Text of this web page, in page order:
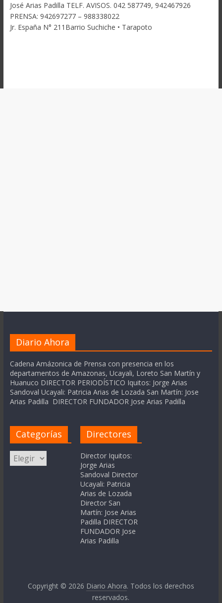
José Arias Padilla TELF. AVISOS. 042 587749, 942467926
PRENSA: 942697277 – 988338022
Jr. España N° 211Barrio Suchiche • Tarapoto
Diario Ahora
Cadena Amázonica de Prensa con presencia en los
departamentos de Amazonas, Ucayali, Loreto San Martín y
Huanuco DIRECTOR PERIODÍSTICO Iquitos: Jorge Arias
Sandoval Ucayali: Patricia Arias de Lozada San Martín: Jose
Arias Padilla DIRECTOR FUNDADOR Jose Arias Padilla
Categorías
Categorías
Directores
Director Iquitos:
Jorge Arias
Sandoval Director
Ucayali: Patricia
Arias de Lozada
Director San
Martín: Jose Arias
Padilla DIRECTOR
FUNDADOR Jose
Arias Padilla
Copyright © 2026 Diario Ahora. Todos los derechos
reservados.